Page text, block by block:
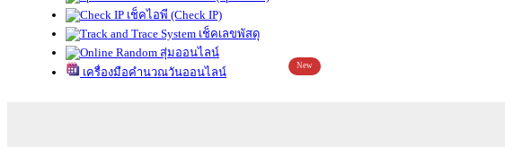
เช็คไอพี (Check IP)
เช็คเลขพัสดุ
สุ่มออนไลน์
เครื่องมือคำนวณวันออนไลน์
New